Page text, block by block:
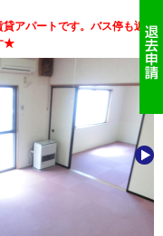
アパートです。バス停も近
★